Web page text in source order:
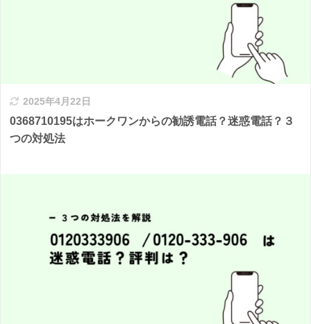
2025年4月22日
0368710195はホークワンからの勧誘電話？迷惑電話？３
つの対処法